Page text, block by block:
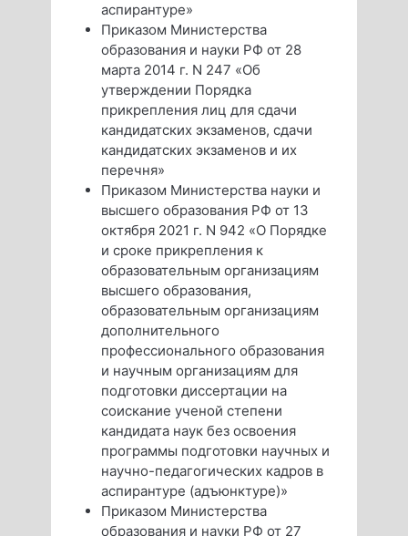
аспирантуре»
Приказом Министерства
образования и науки РФ от 28
марта 2014 г. N 247 «Об
утверждении Порядка
прикрепления лиц для сдачи
кандидатских экзаменов, сдачи
кандидатских экзаменов и их
перечня»
Приказом Министерства науки и
высшего образования РФ от 13
октября 2021 г. N 942 «О Порядке
и сроке прикрепления к
образовательным организациям
высшего образования,
образовательным организациям
дополнительного
профессионального образования
и научным организациям для
подготовки диссертации на
соискание ученой степени
кандидата наук без освоения
программы подготовки научных и
научно-педагогических кадров в
аспирантуре (адъюнктуре)»
Приказом Министерства
образования и науки РФ от 27